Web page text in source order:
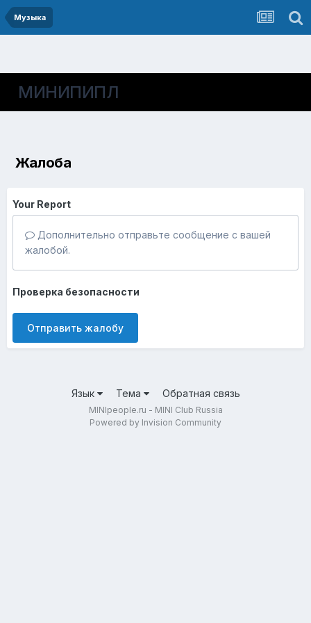
Музыка
МИНИПИПЛ
Жалоба
Your Report
Дополнительно отправьте сообщение с вашей
жалобой.
Проверка безопасности
Отправить жалобу
Язык Тема Обратная связь
MINIpeople.ru - MINI Club Russia
Powered by Invision Community